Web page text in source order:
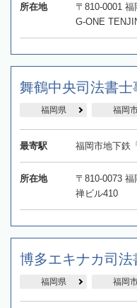
所在地
〒810-0001
G-ONE
舞鶴中央司法書士
福岡県 福岡
最寄駅 福岡市地下鉄
所在地
〒810-0073
禅ビル410
博多エキナカ司法
福岡県 福岡